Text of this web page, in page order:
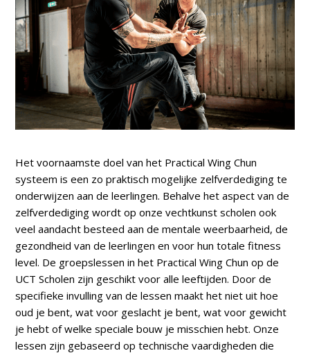
Het voornaamste doel van het Practical Wing Chun
systeem is een zo praktisch mogelijke zelfverdediging te
onderwijzen aan de leerlingen. Behalve het aspect van de
zelfverdediging wordt op onze vechtkunst scholen ook
veel aandacht besteed aan de mentale weerbaarheid, de
gezondheid van de leerlingen en voor hun totale fitness
level. De groepslessen in het Practical Wing Chun op de
UCT Scholen zijn geschikt voor alle leeftijden. Door de
specifieke invulling van de lessen maakt het niet uit hoe
oud je bent, wat voor geslacht je bent, wat voor gewicht
je hebt of welke speciale bouw je misschien hebt. Onze
lessen zijn gebaseerd op technische vaardigheden die